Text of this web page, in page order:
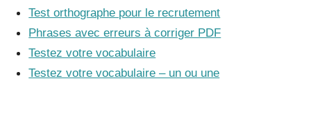
Test orthographe pour le recrutement
Phrases avec erreurs à corriger PDF
Testez votre vocabulaire
Testez votre vocabulaire – un ou une